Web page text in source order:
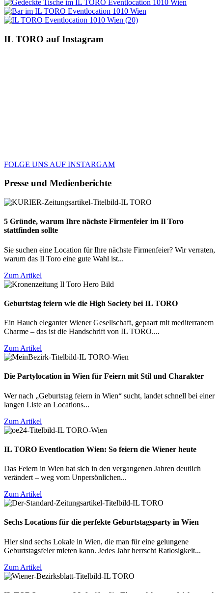
IL TORO auf Instagram
FOLGE UNS AUF INSTARGAM
Presse und Medienberichte
5 Gründe, warum Ihre nächste Firmenfeier im Il Toro
stattfinden sollte
Sie suchen eine Location für Ihre nächste Firmenfeier? Wir verraten,
warum das Il Toro eine gute Wahl ist...
Zum Artikel
Geburtstag feiern wie die High Society bei IL TORO
Ein Hauch eleganter Wiener Gesellschaft, gepaart mit mediterranem
Charme – das ist die Handschrift von IL TORO....
Zum Artikel
Die Partylocation in Wien für Feiern mit Stil und Charakter
Wer nach „Geburtstag feiern in Wien“ sucht, landet schnell bei einer
langen Liste an Locations...
Zum Artikel
IL TORO Eventlocation Wien: So feiern die Wiener heute
Das Feiern in Wien hat sich in den vergangenen Jahren deutlich
verändert – weg vom Unpersönlichen...
Zum Artikel
Sechs Locations für die perfekte Geburtstagsparty in Wien
Hier sind sechs Lokale in Wien, die man für eine gelungene
Geburtstagsfeier mieten kann. Jedes Jahr herrscht Ratlosigkeit...
Zum Artikel